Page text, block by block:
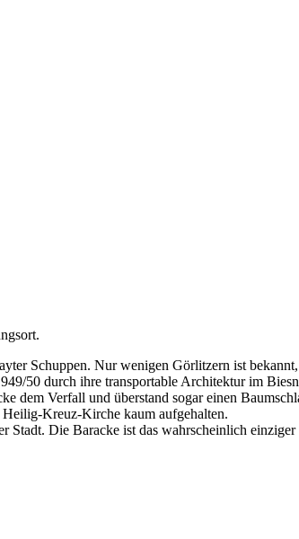
Schuppen. Nur wenigen Görlitzern ist
50 durch ihre transportable Architektur im
dem Verfall und überstand sogar einen
Kreuz-Kirche kaum aufgehalten.
Die Baracke ist das wahrscheinlich